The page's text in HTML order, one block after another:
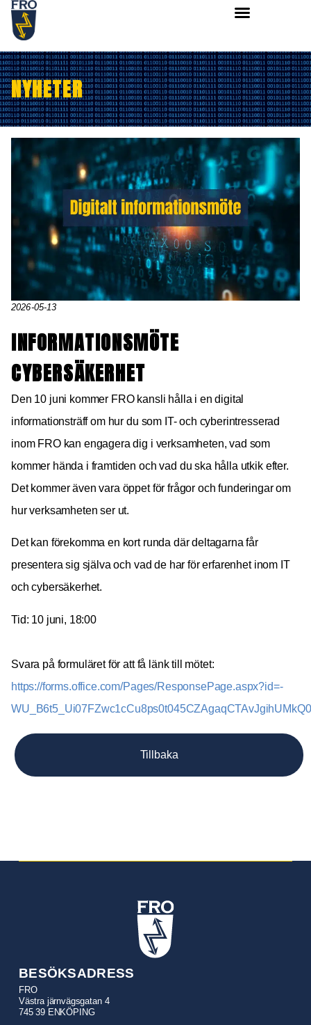
NYHETER
2026-05-13
INFORMATIONSMÖTE
CYBERSÄKERHET
Den 10 juni kommer FRO kansli hålla i en digital
informationsträff om hur du som IT- och cyberintresserad
inom FRO kan engagera dig i verksamheten, vad som
kommer hända i framtiden och vad du ska hålla utkik efter.
Det kommer även vara öppet för frågor och funderingar om
hur verksamheten ser ut.
Det kan förekomma en kort runda där deltagarna får
presentera sig själva och vad de har för erfarenhet inom IT
och cybersäkerhet.
Tid: 10 juni, 18:00
Svara på formuläret för att få länk till mötet:
https://forms.office.com/Pages/ResponsePage.aspx?id=-
Tillbaka
BESÖKSADRESS
FRO
Västra järnvägsgatan 4
745 39 ENKÖPING